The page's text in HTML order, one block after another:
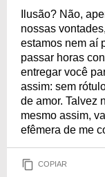
Ilusão? Não,
nossas
estamos nem aí
passar horas
entregar você
assim: sem
de amor. Talvez
mesmo assim,
efêmera de me
COPIAR